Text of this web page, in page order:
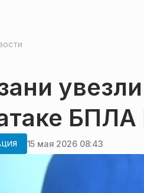
15 мая 2026 08:43